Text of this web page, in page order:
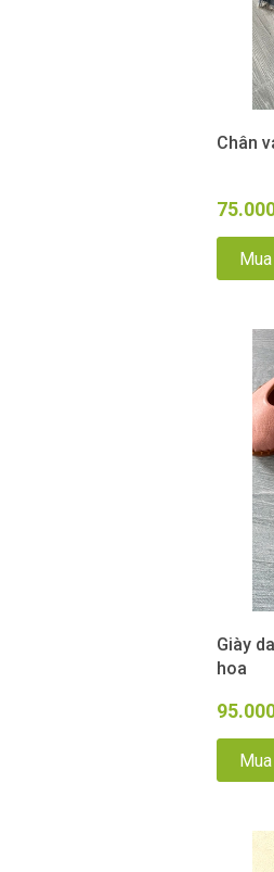
Chân
Giày
hoa